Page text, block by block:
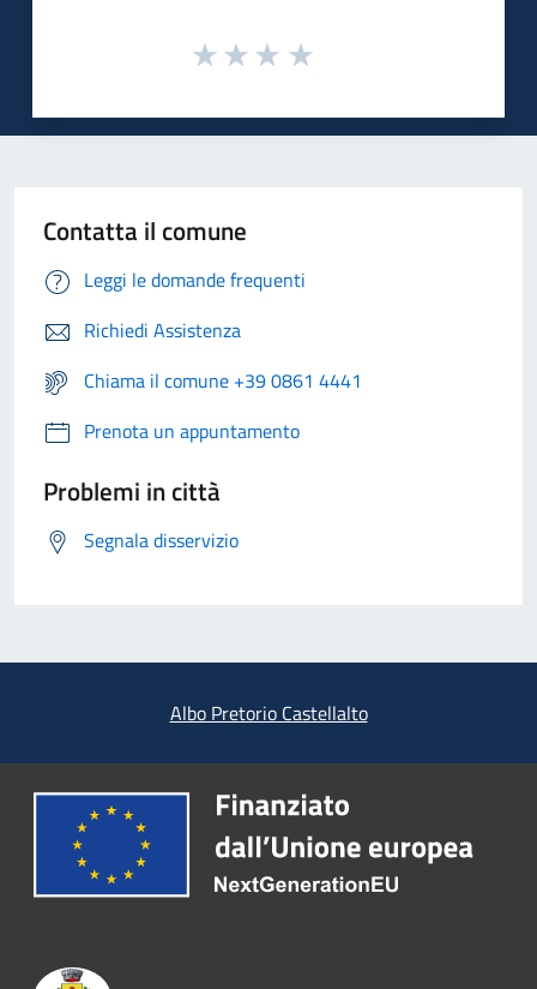
Contatta il comune
Leggi le domande frequenti
Richiedi Assistenza
Chiama il comune +39 0861 4441
Prenota un appuntamento
Problemi in città
Segnala disservizio
Albo Pretorio Castellalto